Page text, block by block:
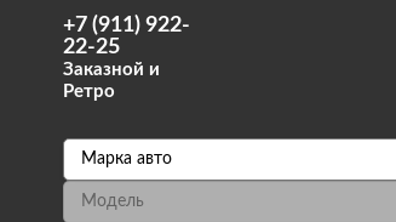
+7 (911) 922-
22-25
Заказной и
Ретро